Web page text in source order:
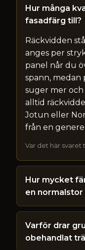
Hur många
fasadfärg till?
Räckvidden
anges per
panel når du
spann, medan
suger mer och
alltid
Jotun eller
från en
Var det här svaret
Hur mycket
en normalstor
Varför drar
obehandlat